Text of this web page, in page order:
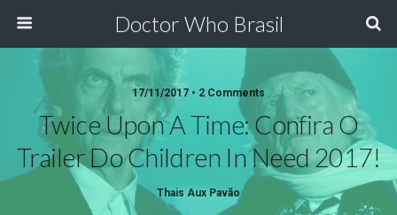
Doctor Who Brasil
17/11/2017 • 2 Comments
Twice Upon A Time: Confira O
Trailer Do Children In Need 2017!
Thais Aux Pavão